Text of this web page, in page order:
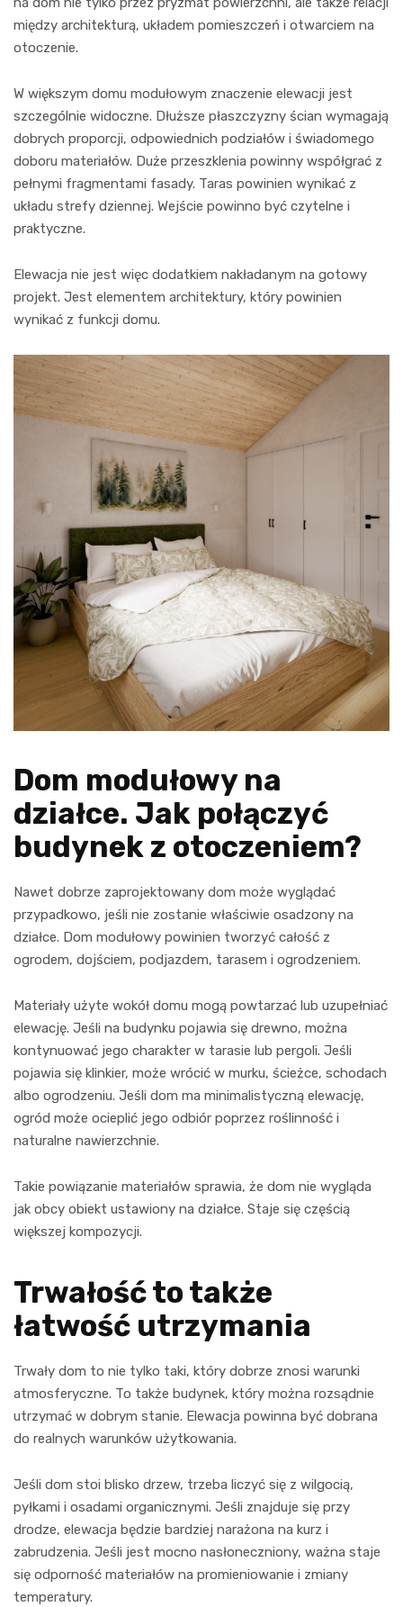
między architekturą, układem pomieszczeń i otwarciem na
otoczenie.
W większym domu modułowym znaczenie elewacji jest
szczególnie widoczne. Dłuższe płaszczyzny ścian wymagają
dobrych proporcji, odpowiednich podziałów i świadomego
doboru materiałów. Duże przeszklenia powinny współgrać z
pełnymi fragmentami fasady. Taras powinien wynikać z
układu strefy dziennej. Wejście powinno być czytelne i
praktyczne.
Elewacja nie jest więc dodatkiem nakładanym na gotowy
projekt. Jest elementem architektury, który powinien
wynikać z funkcji domu.
Dom modułowy na
działce. Jak połączyć
budynek z otoczeniem?
Nawet dobrze zaprojektowany dom może wyglądać
przypadkowo, jeśli nie zostanie właściwie osadzony na
działce. Dom modułowy powinien tworzyć całość z
ogrodem, dojściem, podjazdem, tarasem i ogrodzeniem.
Materiały użyte wokół domu mogą powtarzać lub uzupełniać
elewację. Jeśli na budynku pojawia się drewno, można
kontynuować jego charakter w tarasie lub pergoli. Jeśli
pojawia się klinkier, może wrócić w murku, ścieżce, schodach
albo ogrodzeniu. Jeśli dom ma minimalistyczną elewację,
ogród może ocieplić jego odbiór poprzez roślinność i
naturalne nawierzchnie.
Takie powiązanie materiałów sprawia, że dom nie wygląda
jak obcy obiekt ustawiony na działce. Staje się częścią
większej kompozycji.
Trwałość to także
łatwość utrzymania
Trwały dom to nie tylko taki, który dobrze znosi warunki
atmosferyczne. To także budynek, który można rozsądnie
utrzymać w dobrym stanie. Elewacja powinna być dobrana
do realnych warunków użytkowania.
Jeśli dom stoi blisko drzew, trzeba liczyć się z wilgocią,
pyłkami i osadami organicznymi. Jeśli znajduje się przy
drodze, elewacja będzie bardziej narażona na kurz i
zabrudzenia. Jeśli jest mocno nasłoneczniony, ważna staje
się odporność materiałów na promieniowanie i zmiany
temperatury.